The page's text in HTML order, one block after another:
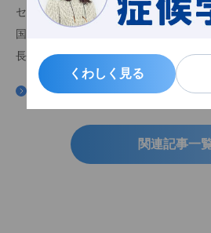
くわしく見る
くわしく見る
セントルークス・ルーズベルト病院な
国で医師として勤務。2004年より亀田
長、総合診療感染症科部長を歴任し、
『考えることは力になる』
関連記事一